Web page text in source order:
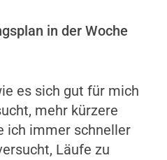
in der Woche
es sich gut für mich
mehr kürzere
ich immer schneller
Läufe zu